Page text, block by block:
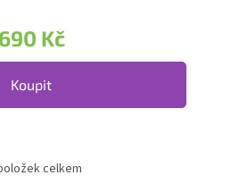
690 Kč
Koupit
Ovládací prvky výpisu
celkem